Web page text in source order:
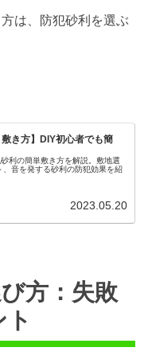
は、防犯砂利を選ぶ
敷き方】DIY初心者でも簡
利の簡単敷き方を解説。敷地選
、音を発する砂利の防犯効果を紹
2023.05.20
方：失敗